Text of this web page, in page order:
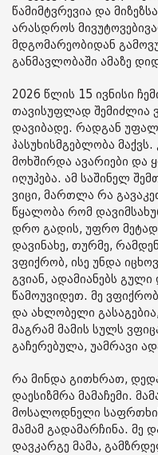
წამიმტვრევია და
არასდროს
მდგომარეობიდან
განმავლობაში ამაზე
2026 წლის 15 ივნისი
თავისუფლად შემიძლია
დავიბადე. რადგან
პასუხისმგებლობა
მოხშირდა ავარიები და
იღუპება. ამ საშინელ
ვიცი, მართლა რა
წყალობა რომ
დრო გადის, უფრო მეტად
დავინახე, თურმე,
ვფიქრობ, ისე უნდა
გვიან, ადამიანებს
წამოუვიდეთ. მე
და ახლობელი
მაგრამ მამის სულს
გაჩერებულა, უამრავი
რა მინდა გითხრათ,
დაესიზმრა მამაჩემი.
მოსალოდნელი
მამამ გადამარჩინა. მე
დავკარგე მამა,